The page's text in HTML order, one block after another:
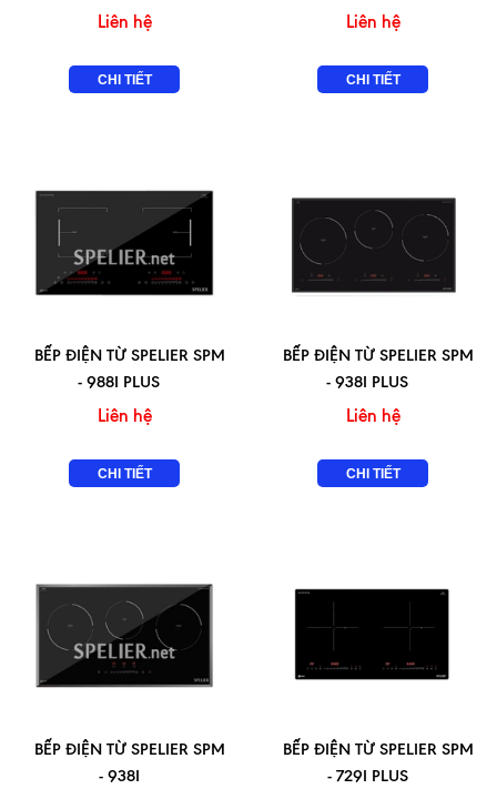
Liên hệ
CHI TIẾT
Liên hệ
CHI TIẾT
BẾP ĐIỆN TỪ SPELIER SPM
- 988I PLUS
Liên hệ
CHI TIẾT
BẾP ĐIỆN TỪ SPELIER SPM
- 938I PLUS
Liên hệ
CHI TIẾT
BẾP ĐIỆN TỪ SPELIER SPM
- 938I
BẾP ĐIỆN TỪ SPELIER SPM
- 729I PLUS